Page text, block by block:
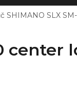
SHIMANO SLX
center